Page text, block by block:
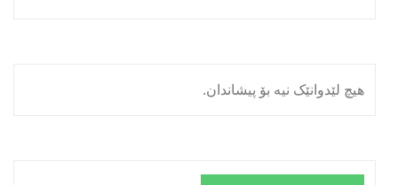
هیچ لێدوانێک نیە بۆ پیشاندان.